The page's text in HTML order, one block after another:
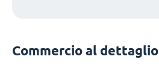
Commercio al dettaglio